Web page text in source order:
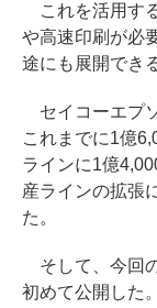
これを活用す
や高速印刷が必
途にも展開でき
セイコーエプ
これまでに1億
ラインに1億
産ラインの拡張
た。
そして、今回
初めて公開した